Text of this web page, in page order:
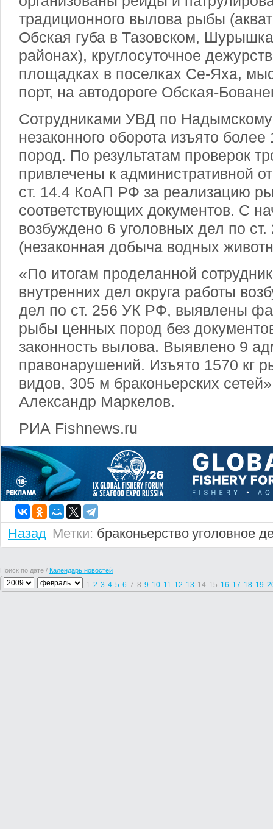
традиционного вылова рыбы
Обская губа в Тазовском,
районах), круглосуточное
площадках в поселках Се-Яха,
порт, на автодороге Обская-
Сотрудниками УВД по Надымскому
незаконного оборота изъято
пород. По результатам проверок
привлечены к административной
ст. 14.4 КоАП РФ за реализацию
соответствующих документов. С
возбуждено 6 уголовных дел по
(незаконная добыча водных
«По итогам проделанной
внутренних дел округа работы
дел по ст. 256 УК РФ, выявлены
рыбы ценных пород без
законность вылова. Выявлено 9
правонарушений. Изъято 1570 кг
видов, 305 м браконьерских
Александр Маркелов.
РИА Fishnews.ru
Назад Метки: браконьерство уголовное
Поиск по дате / Календарь новостей
1 2 3 4 5 6 7 8 9 10 11 12 13 14 15 16 17 18 19